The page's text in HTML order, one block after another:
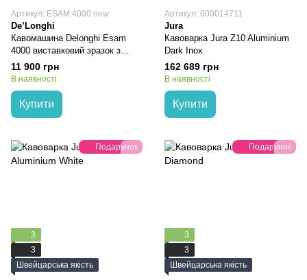
Артикул: ESAM 4000 new
De’Longhi
Кавомашина Delonghi Esam
4000 виставковий зразок з
гарантією 1 рік
11 900 грн
В наявності
Купити
Артикул: 000014711
Jura
Кавоварка Jura Z10 Aluminium
Dark Inox
162 689 грн
В наявності
Купити
Подарунок
3
3
Швейцарська якість
Подарунок
3
3
Швейцарська якість